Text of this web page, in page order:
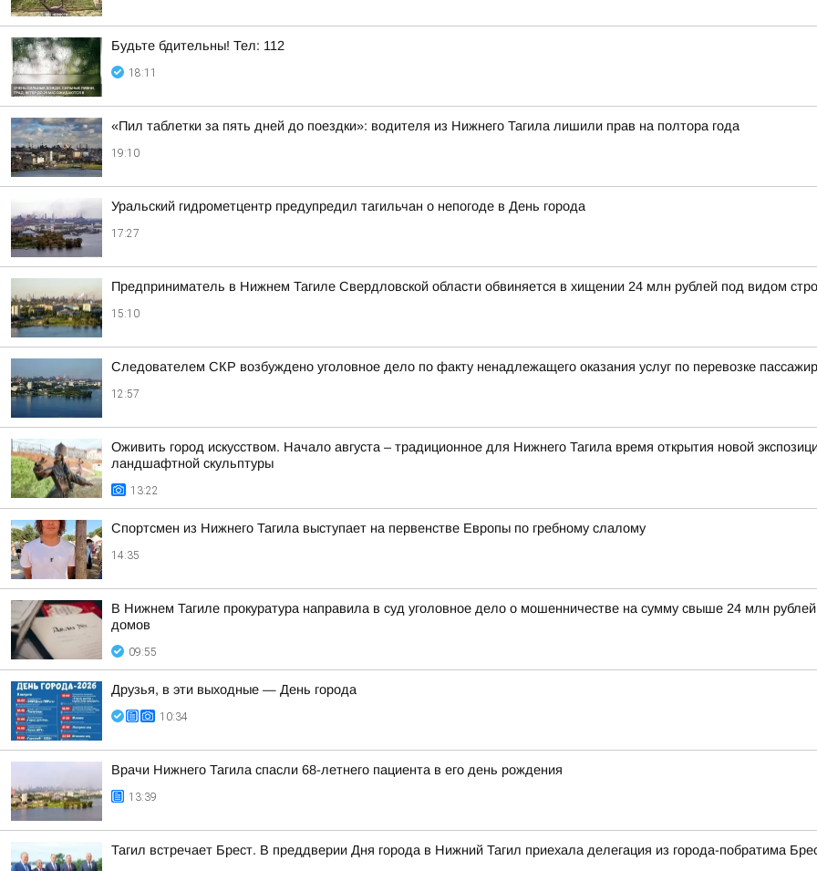
Будьте бдительны! Тел: 112
18:11
«Пил таблетки за пять дней до поездки»: водителя из Нижнего Тагила лишили прав на полтора года
19:10
Уральский гидрометцентр предупредил тагильчан о непогоде в День города
17:27
Предприниматель в Нижнем Тагиле Свердловской области обвиняется в хищении 24 млн рублей под видом
15:10
Следователем СКР возбуждено уголовное дело по факту ненадлежащего оказания услуг по перевозке
12:57
Оживить город искусством. Начало августа – традиционное для Нижнего Тагила время открытия новой
ландшафтной скульптуры
13:22
Спортсмен из Нижнего Тагила выступает на первенстве Европы по гребному слалому
14:35
В Нижнем Тагиле прокуратура направила в суд уголовное дело о мошенничестве на сумму свыше 24 млн
домов
09:55
Друзья, в эти выходные — День города
10:34
Врачи Нижнего Тагила спасли 68-летнего пациента в его день рождения
13:39
Тагил встречает Брест. В преддверии Дня города в Нижний Тагил приехала делегация из города-побратима